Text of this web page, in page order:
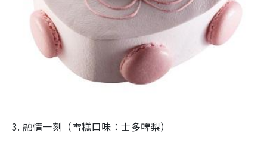
3. 融情一刻（雪糕口味：士多啤梨）